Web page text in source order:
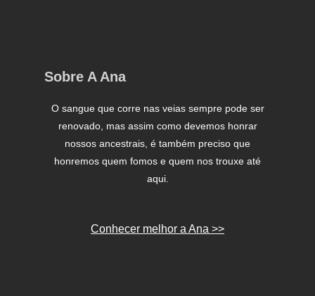
Sobre A Ana
O sangue que corre nas veias sempre pode ser
renovado, mas assim como devemos honrar
nossos ancestrais, é também preciso que
honremos quem fomos e quem nos trouxe até
aqui.
Conhecer melhor a Ana >>